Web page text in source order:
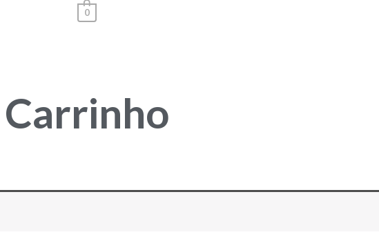
0
Carrinho